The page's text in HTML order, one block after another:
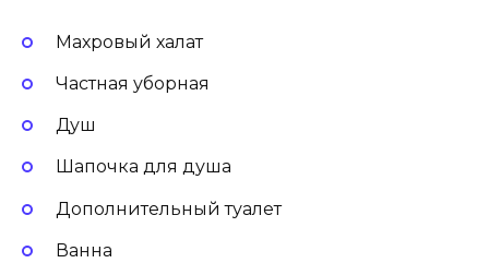
Махровый халат
Частная уборная
Душ
Шапочка для душа
Дополнительный туалет
Ванна